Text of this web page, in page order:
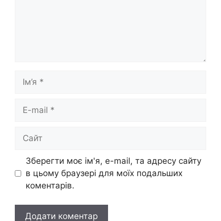
Ім’я
Сайт
Зберегти моє ім'я, e-mail, та адресу сайту
в цьому браузері для моїх подальших
коментарів.